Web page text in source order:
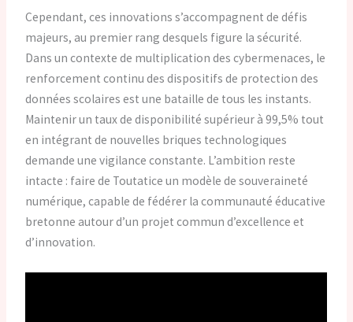
Cependant, ces innovations s’accompagnent de défis
majeurs, au premier rang desquels figure la sécurité.
Dans un contexte de multiplication des cybermenaces, le
renforcement continu des dispositifs de protection des
données scolaires est une bataille de tous les instants.
Maintenir un taux de disponibilité supérieur à 99,5% tout
en intégrant de nouvelles briques technologiques
demande une vigilance constante. L’ambition reste
intacte : faire de Toutatice un modèle de souveraineté
numérique, capable de fédérer la communauté éducative
bretonne autour d’un projet commun d’excellence et
d’innovation.